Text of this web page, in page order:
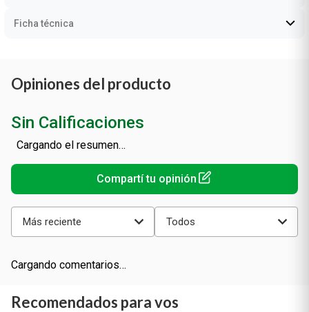
Ficha técnica
Opiniones del producto
Sin Calificaciones
Cargando el resumen…
Más reciente Todos
Cargando comentarios…
Recomendados para vos